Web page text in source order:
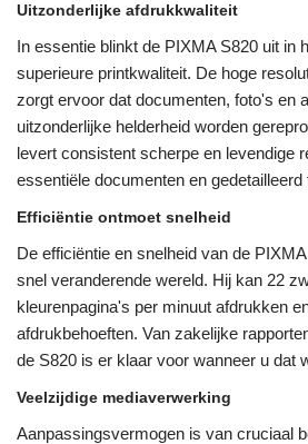
Uitzonderlijke afdrukkwaliteit
In essentie blinkt de PIXMA S820 uit in
superieure printkwaliteit. De hoge
zorgt ervoor dat documenten, foto's en
uitzonderlijke helderheid worden
levert consistent scherpe en levendige
essentiële documenten en
Efficiëntie ontmoet snelheid
De efficiëntie en snelheid van de
snel veranderende wereld. Hij kan 22
kleurenpagina's per minuut afdrukken
afdrukbehoeften. Van zakelijke
de S820 is er klaar voor wanneer u dat
Veelzijdige mediaverwerking
Aanpassingsvermogen is van cruciaal